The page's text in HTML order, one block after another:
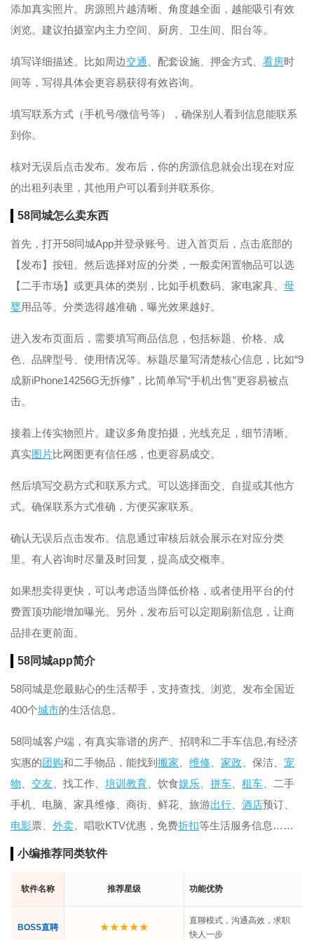
添加真实照片。房源照片越清晰、角度越全面，越能吸引有效
浏览。建议拍摄室内主力空间、厨房、卫生间、阳台等。
填写详细描述。比如周边交通 、配套设施、押金方式、 看房时
间等，写得具体会更容易获得有效咨询。
填写联系方式（手机号/微信号等），确保别人看到信息能联系
到你。
核对无误后点击发布。发布后，你的房源信息就会出现在对应
的出租列表里，其他用户可以看到并联系你。
58同城怎么卖东西
首先，打开58同城App并登录账号。进入首页后，点击底部的
【发布】按钮。然后选择对应的分类，一般卖闲置物品可以选
【二手市场】或更具体的类别，比如手机数码、家电家具、 母
婴用品等。分类选得越准确，曝光效果越好。
进入发布页面后，需要填写商品信息，包括标题、价格、成
色、品牌型号、使用情况等。标题尽量写清楚核心信息，比如“9
成新iPhone14256G无拆修”，比简单写“手机出售”更容易被点
击。
接着上传实物照片。建议多角度拍摄，光线充足，细节清晰。
真实图片比网图更有信任感，也更容易成交。
然后填写交易方式和联系方式。可以选择面交、自提或其他方
式。确保联系方式准确，方便买家联系。
确认无误后点击发布。信息通过审核后就会展示在对应分类
里。有人咨询时尽量及时回复，提高成交概率。
如果想卖得更快，可以考虑适当降低价格，或者使用平台的付
费置顶功能增加曝光。另外，发布后可以定期刷新信息，让商
品排在更前面。
58同城app简介
58同城是您最贴心的生活帮手，支持查找、浏览、发布全国近
400个城市的生活信息。
58同城客户端，有真实靠谱的房产、招聘和二手车信息,有经济
实惠的团购和二手物品，能找到 搬家 维修 家政 、保洁、 宠
物
交友 、找工作、 培训 教育 、饮食娱乐 拼车 租车 、二手
手机、电脑、家具维修、商街、鲜花、旅游出行 酒店预订、
电影票、 外卖 、唱歌KTV优惠，免费折扣等生活服务信息……
小编推荐同类软件
软件名称 推荐星级 功能优势
BOSS直聘 ★★★★★
直聊模式，沟通高效，求职
快人一步